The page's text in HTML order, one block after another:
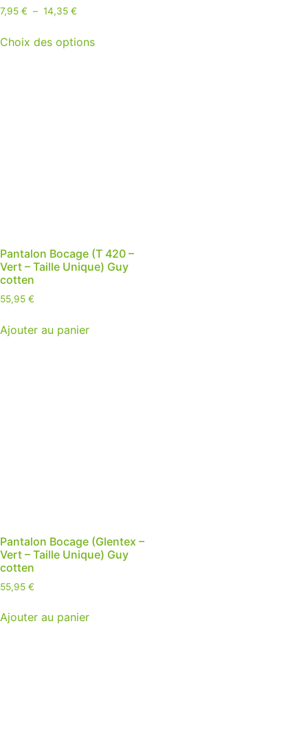
7,95 € – 14,35 €
Choix des options
Pantalon Bocage (T 420 –
Vert – Taille Unique) Guy
cotten
55,95 €
Ajouter au panier
Pantalon Bocage (Glentex –
Vert – Taille Unique) Guy
cotten
55,95 €
Ajouter au panier